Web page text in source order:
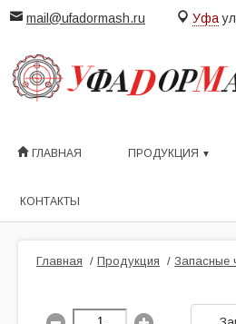
mail@ufadormash.ru Уфа
ГЛАВНАЯ ПРОДУКЦИЯ
КОНТАКТЫ
Главная / Продукция / Запасные